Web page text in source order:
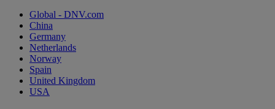
Global - DNV.com
China
Germany
Netherlands
Norway
Spain
United Kingdom
USA